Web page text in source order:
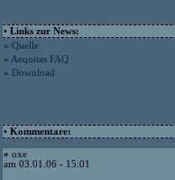
• Links zur News:
» Quelle
» Aequitas FAQ
» Download
• Kommentare:
» oxe
am 03.01.06 - 15:01